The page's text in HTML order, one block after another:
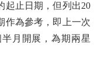
起止日期，但列出20
作為參考，即上一次
月開展，為期兩星